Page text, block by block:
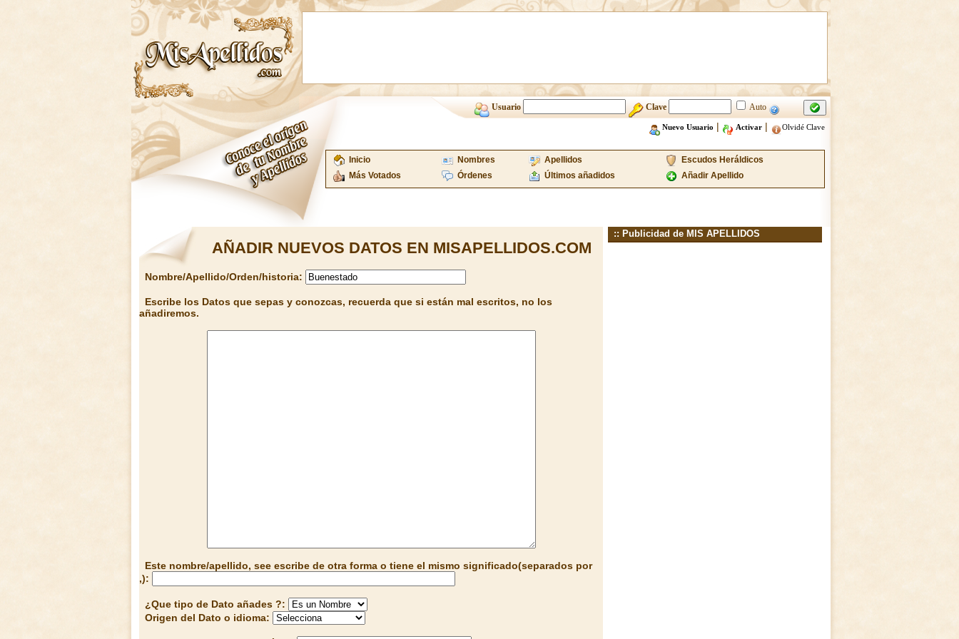
Usuario Clave Auto
Nuevo Usuario | Activar| Olvidé Clave
Inicio Nombres Apellidos
Escudos Heráldicos
Más Votados
Órdenes Últimos añadidos Añadir Apellido
AÑADIR NUEVOS DATOS EN MISAPELLIDOS.COM
Nombre/Apellido/Orden/historia:
Escribe los Datos que sepas y conozcas, recuerda que si están mal escritos, no los
añadiremos.
Este nombre/apellido, see escribe de otra forma o tiene el mismo significado(separados por
,):
¿Que tipo de Dato añades ?:
Origen del Dato o idioma:
:: Publicidad de MIS APELLIDOS